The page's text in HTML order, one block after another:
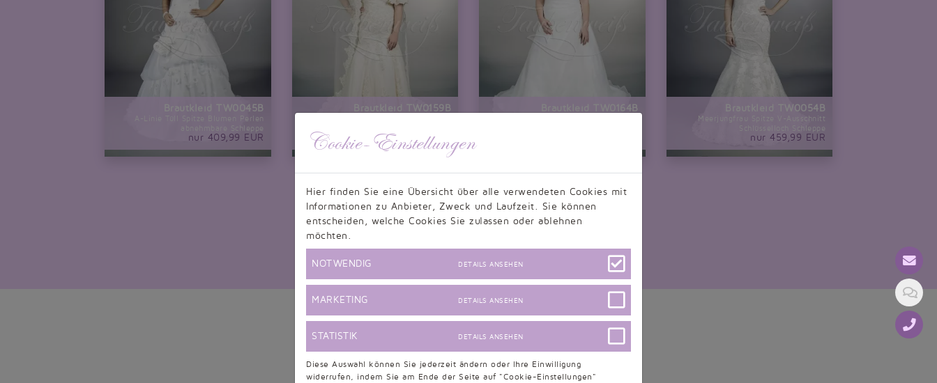
Brautkleid TW0045B
A-Linie Tüll Spitze Blumen Perlen
abnehmbare Schleppe
nur 409,99 EUR
Brautkleid TW0159B
nur 504,99 EUR
Brautkleid TW0164B Brautkleid TW0054B
Meerjungfrau Spitze V-Ausschnitt
Schlüsselloch Schleppe
nur 459,99 EUR
« 1 2 3 4 5 6 7 8 ... 11 12 »
Cookie-Einstellungen
Hier finden Sie eine Übersicht über alle verwendeten Cookies mit
Informationen zu Anbieter, Zweck und Laufzeit. Sie können
entscheiden, welche Cookies Sie zulassen oder ablehnen
möchten.
NOTWENDIG DETAILS ANSEHEN
MARKETING DETAILS ANSEHEN
STATISTIK DETAILS ANSEHEN
Diese Auswahl können Sie jederzeit ändern oder Ihre Einwilligung
widerrufen, indem Sie am Ende der Seite auf "Cookie-Einstellungen"